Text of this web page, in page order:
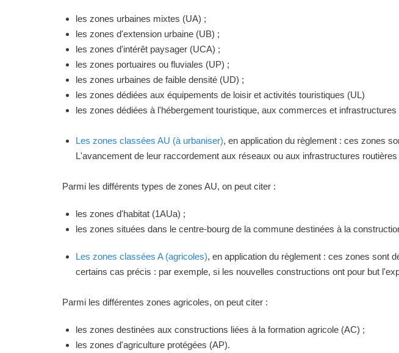
les zones urbaines mixtes (UA) ;
les zones d'extension urbaine (UB) ;
les zones d'intérêt paysager (UCA) ;
les zones portuaires ou fluviales (UP) ;
les zones urbaines de faible densité (UD) ;
les zones dédiées aux équipements de loisir et activités touristiques (UL)
les zones dédiées à l'hébergement touristique, aux commerces et
Les zones classées AU (à urbaniser), en application du règlement : ces zones
L'avancement de leur raccordement aux réseaux ou aux infrastructures
Parmi les différents types de zones AU, on peut citer :
les zones d'habitat (1AUa) ;
les zones situées dans le centre-bourg de la commune destinées à la
Les zones classées A (agricoles), en application du règlement : ces zones sont
certains cas précis : par exemple, si les nouvelles constructions ont pour but
Parmi les différentes zones agricoles, on peut citer :
les zones destinées aux constructions liées à la formation agricole (AC) ;
les zones d'agriculture protégées (AP).